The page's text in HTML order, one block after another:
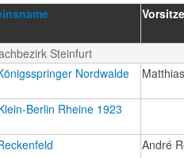
Steinfurt
Nordwalde
Berlin Rheine 1923
André